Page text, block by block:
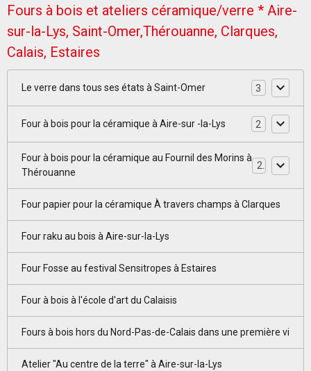
Fours à bois et ateliers céramique/verre * Aire-
sur-la-Lys, Saint-Omer,Thérouanne, Clarques,
Calais, Estaires
Le verre dans tous ses états à Saint-Omer 3
Four à bois pour la céramique à Aire-sur -la-Lys 2
Four à bois pour la céramique au Fournil des Morins à
Thérouanne
2
Four papier pour la céramique À travers champs à Clarques
Four raku au bois à Aire-sur-la-Lys
Four Fosse au festival Sensitropes à Estaires
Four à bois à l'école d'art du Calaisis
Fours à bois hors du Nord-Pas-de-Calais dans une première vi
Atelier "Au centre de la terre" à Aire-sur-la-Lys